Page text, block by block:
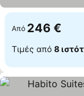
Από 246 €
Τιμές από 8